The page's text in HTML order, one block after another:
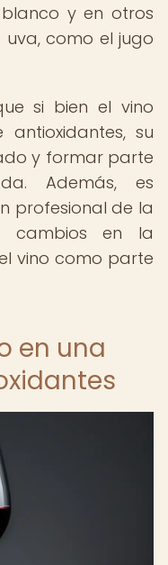
y en otros
como el jugo
si bien el vino
su
y formar parte
Además, es
profesional de la
cambios en la
vino como parte
en una